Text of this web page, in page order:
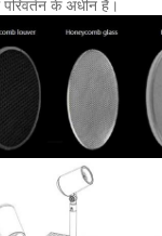
परिवर्तन के अधीन हैं।